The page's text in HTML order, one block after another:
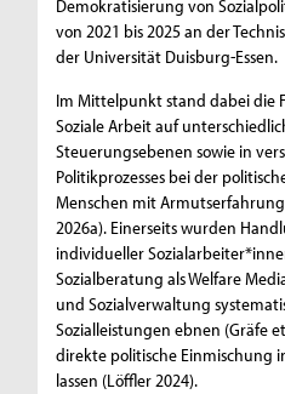
Demokratisierung von
von 2021 bis 2025 an der
der Universität Duisburg-Essen.
Im Mittelpunkt stand dabei die
Soziale Arbeit auf
Steuerungsebenen sowie in
Politikprozesses bei der
Menschen mit
2026a). Einerseits wurden
individueller
Sozialberatung als Welfare
und Sozialverwaltung
Sozialleistungen ebnen (Gräfe
direkte politische Einmischung
lassen (Löffler 2024).